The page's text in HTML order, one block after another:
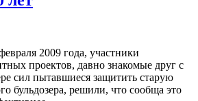
2009 года, участники
проектов, давно знакомые друг с
сил пытавшиеся защитить старую
бульдозера, решили, что сообща это